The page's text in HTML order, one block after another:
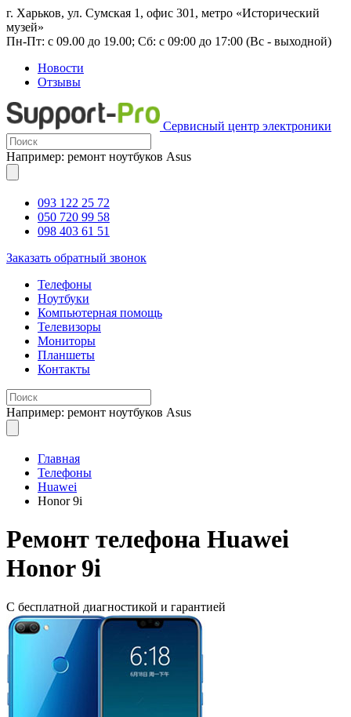
г. Харьков, ул. Сумская 1, офис 301, метро «Исторический
музей»
Пн-Пт: с 09.00 до 19.00; Сб: с 09:00 до 17:00 (Вс - выходной)
Новости
Отзывы
Сервисный центр электроники
Например: ремонт ноутбуков Asus
093 122 25 72
050 720 99 58
098 403 61 51
Заказать обратный звонок
Телефоны
Ноутбуки
Компьютерная помощь
Телевизоры
Мониторы
Планшеты
Контакты
Например: ремонт ноутбуков Asus
Главная
Телефоны
Huawei
Honor 9i
Ремонт телефона Huawei
Honor 9i
С бесплатной диагностикой и гарантией